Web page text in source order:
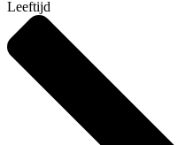
Leeftijd